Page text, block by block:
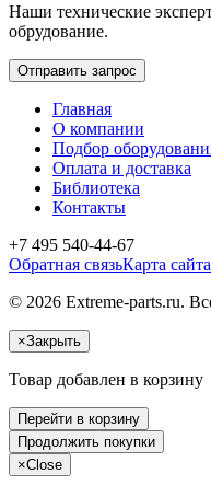
Наши технические
обрудование.
Отправить запрос
Главная
О компании
Подбор
Оплата и доставка
Библиотека
Контакты
+7 495 540-44-67
Обратная связьКарта сайта
© 2026 Extreme-parts.ru.
×Закрыть
Товар добавлен в корзину
Перейти в корзину
Продолжить покупки
×Close